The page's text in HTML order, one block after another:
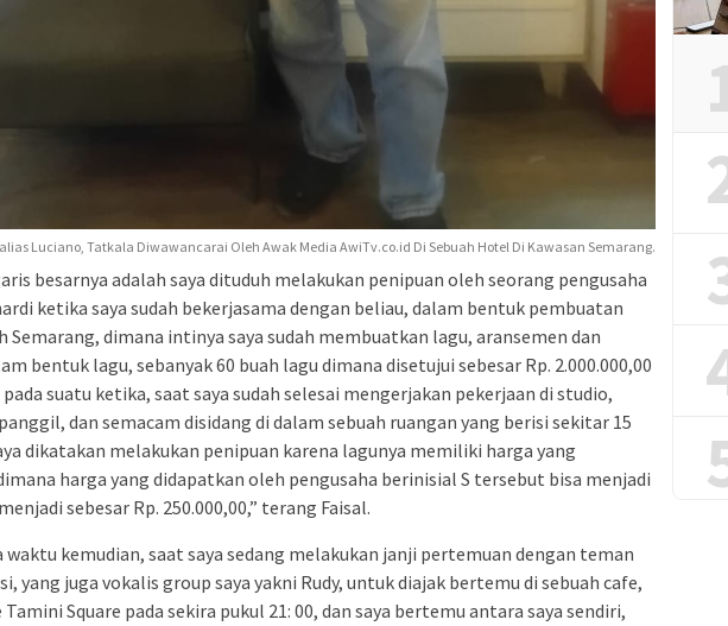
Luciano, Tatkala Diwawancarai Oleh Awak Media AwiTv.co.id Di Sebuah Hotel Di Kawasan Semarang.
besarnya adalah saya dituduh melakukan penipuan oleh seorang pengusaha
ketika saya sudah bekerjasama dengan beliau, dalam bentuk pembuatan
Semarang, dimana intinya saya sudah membuatkan lagu, aransemen dan
bentuk lagu, sebanyak 60 buah lagu dimana disetujui sebesar Rp. 2.000.000,00
suatu ketika, saat saya sudah selesai mengerjakan pekerjaan di studio,
dan semacam disidang di dalam sebuah ruangan yang berisi sekitar 15
dikatakan melakukan penipuan karena lagunya memiliki harga yang
harga yang didapatkan oleh pengusaha berinisial S tersebut bisa menjadi
sebesar Rp. 250.000,00,” terang Faisal.
waktu kemudian, saat saya sedang melakukan janji pertemuan dengan teman
yang juga vokalis group saya yakni Rudy, untuk diajak bertemu di sebuah cafe,
Square pada sekira pukul 21: 00, dan saya bertemu antara saya sendiri,